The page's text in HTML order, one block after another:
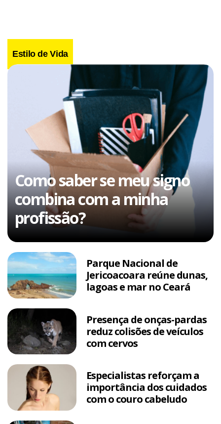
Estilo de Vida
Como saber se meu signo
combina com a minha
profissão?
Parque Nacional de
Jericoacoara reúne dunas,
lagoas e mar no Ceará
Presença de onças-pardas
reduz colisões de veículos
com cervos
Especialistas reforçam a
importância dos cuidados
com o couro cabeludo